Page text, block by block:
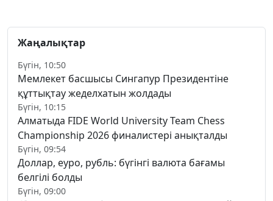
Жаңалықтар
Бүгін, 10:50
Мемлекет басшысы Сингапур Президентіне
құттықтау жеделхатын жолдады
Бүгін, 10:15
Алматыда FIDE World University Team Chess
Championship 2026 финалистері анықталды
Бүгін, 09:54
Доллар, еуро, рубль: бүгінгі валюта бағамы
белгілі болды
Бүгін, 09:00